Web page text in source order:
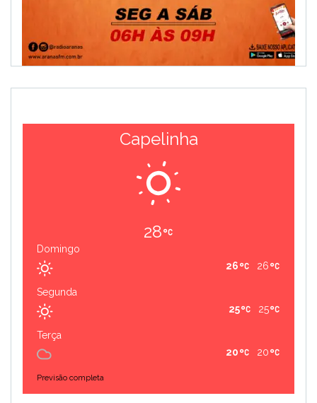
Capelinha
28
Domingo
26
26
Segunda
25
25
Terça
20
20
Previsão completa